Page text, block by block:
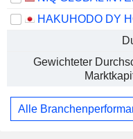
Gewichteter
Alle